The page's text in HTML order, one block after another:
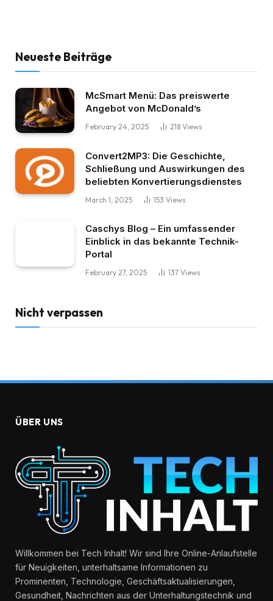
Neueste Beiträge
McSmart Menü: Das preiswerte
Angebot von McDonald’s
February 24, 2025 218 Views
Convert2MP3: Die Geschichte,
Schließung und Auswirkungen des
beliebten Konvertierungsdienstes
March 1, 2025 153 Views
Caschys Blog – Ein umfassender
Einblick in das bekannte Technik-
Portal
February 27, 2025 137 Views
Nicht verpassen
ÜBER UNS
Willkommen bei Tech Inhalt! Wir sind Ihre Online-Anlaufstelle
für Neuigkeiten, unterhaltsame Informationen zu
Prominenten, Technologie, Geschäftsaktualisierungen,
Gesundheit, Nachrichten aus der Unterhaltungstechnik und